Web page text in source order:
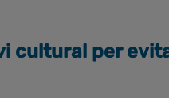
cultural per